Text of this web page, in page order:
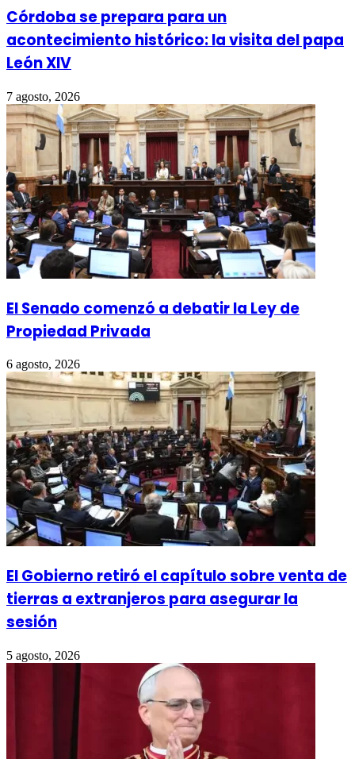
Córdoba se prepara para un
acontecimiento histórico: la visita del papa
León XIV
7 agosto, 2026
El Senado comenzó a debatir la Ley de
Propiedad Privada
6 agosto, 2026
El Gobierno retiró el capítulo sobre venta de
tierras a extranjeros para asegurar la
sesión
5 agosto, 2026